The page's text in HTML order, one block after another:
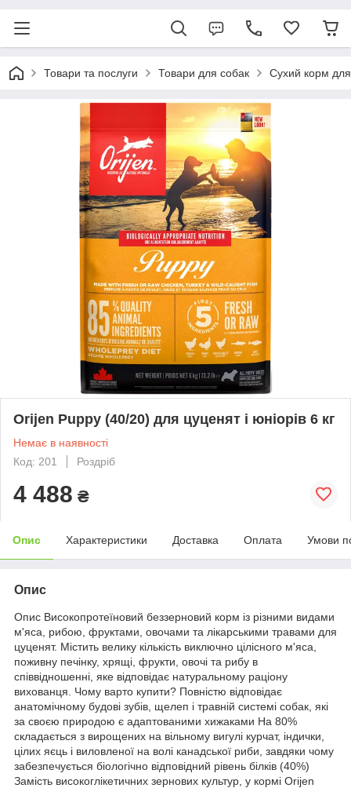
Товари та послуги Товари для собак Сухий корм
Orijen Puppy (40/20) для цуценят і юніорів 6 кг
Немає в наявності
Код: 201
Роздріб
4 488 ₴
Опис Характеристики Доставка Оплата Умови
Опис
Опис Високопротеїновий беззерновий корм із різними видами
м'яса, рибою, фруктами, овочами та лікарськими травами для
цуценят. Містить велику кількість виключно цілісного м'яса,
поживну печінку, хрящі, фрукти, овочі та рибу в
співвідношенні, яке відповідає натуральному раціону
вихованця. Чому варто купити? Повністю відповідає
анатомічному будові зубів, щелеп і травній системі собак, які
за своєю природою є адаптованими хижаками На 80%
складається з вирощених на вільному вигулі курчат, індички,
цілих яєць і виловленої на волі канадської риби, завдяки чому
забезпечується біологічно відповідний рівень білків (40%)
Замість високоглікетичних зернових культур, у кормі Orijen